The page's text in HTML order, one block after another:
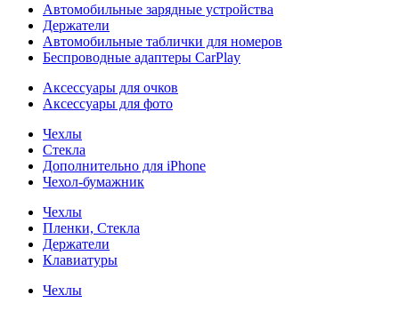
Автомобильные зарядные устройства
Держатели
Автомобильные таблички для номеров
Беспроводные адаптеры CarPlay
Аксессуары для очков
Аксессуары для фото
Чехлы
Стекла
Дополнительно для iPhone
Чехол-бумажник
Чехлы
Пленки, Стекла
Держатели
Клавиатуры
Чехлы